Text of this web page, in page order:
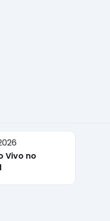
Vivo no